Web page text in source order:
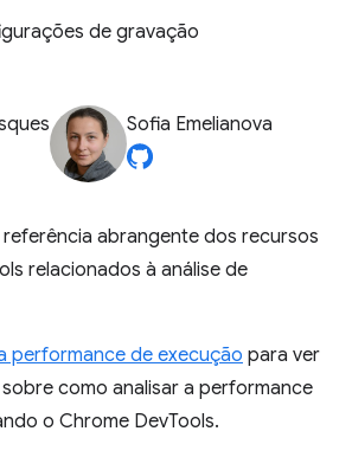
de gravação
Sofia Emelianova
referência abrangente dos recursos
relacionados à análise de
performance de execução para ver
como analisar a performance
o Chrome DevTools.